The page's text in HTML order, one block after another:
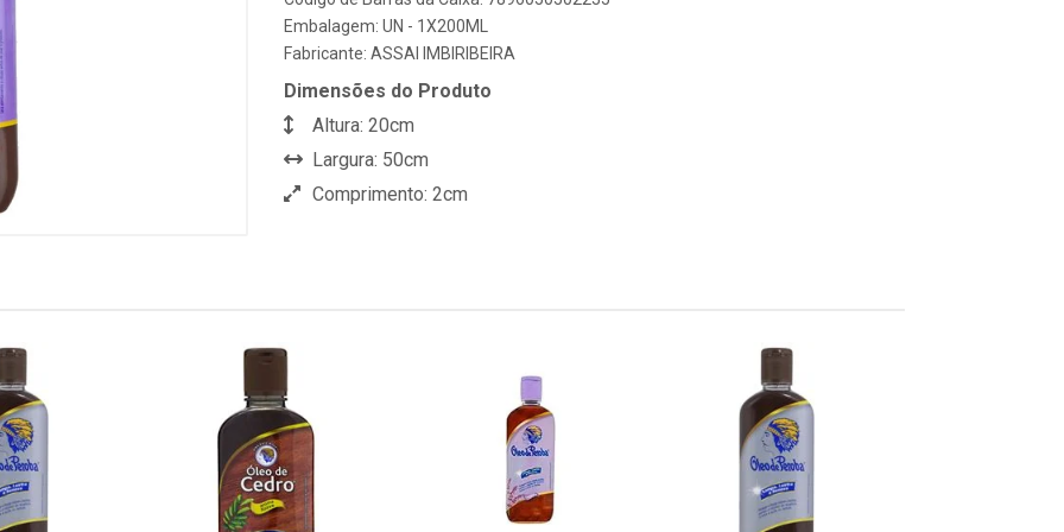
Embalagem: UN - 1X200ML
Fabricante: ASSAI IMBIRIBEIRA
Dimensões do Produto
Altura: 20cm
Largura: 50cm
Comprimento: 2cm